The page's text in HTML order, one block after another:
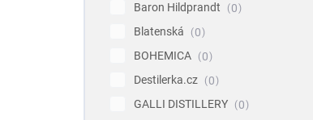
Baron Hildprandt
0
Blatenská
0
BOHEMICA
0
Destilerka.cz
0
GALLI DISTILLERY
0